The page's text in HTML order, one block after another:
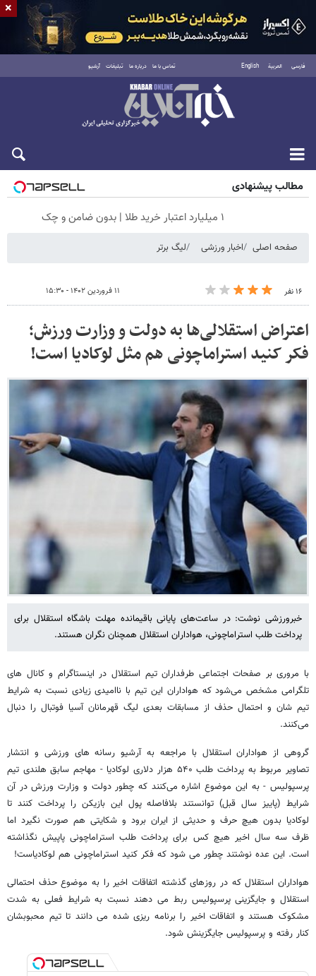
فارسی العربية English تماس با ما درباره ما تبلیغات آرشیو
جمعه ۱۶ مرداد ۱۴۰۵
مطالب پیشنهادی
۱ میلیارد اعتبار خرید طلا | بدون ضامن و چک
صفحه اصلی اخبار ورزشی لیگ برتر
۱۶ نفر ۱۱ فروردین ۱۴۰۲ - ۱۵:۳۰
اعتراض استقلالی‌ها به دولت و وزارت ورزش؛
فکر کنید استراماچونی هم مثل لوکادیا است!
خبرورزشی نوشت: در ساعت‌های پایانی باقیمانده مهلت باشگاه استقلال برای
پرداخت طلب استراماچونی، هواداران استقلال همچنان نگران هستند.
با مروری بر صفحات اجتماعی طرفداران تیم استقلال در اینستاگرام و کانال های
تلگرامی مشخص می‌شود که هواداران این تیم با ناامیدی زیادی نسبت به شرایط
تیم شان و احتمال حذف از مسابقات بعدی لیگ قهرمانان آسیا فوتبال را دنبال
می‌کنند.
گروهی از هواداران استقلال با مراجعه به آرشیو رسانه های ورزشی و انتشار
تصاویر مربوط به پرداخت طلب ۵۴۰ هزار دلاری لوکادیا - مهاجم سابق هلندی تیم
پرسپولیس - به این موضوع اشاره می‌کنند که چطور دولت و وزارت ورزش در آن
شرایط (پاییز سال قبل) توانستند بلافاصله پول این بازیکن را پرداخت کنند تا
لوکادیا بدون هیچ حرف و حدیثی از ایران برود و شکایتی هم صورت نگیرد اما
ظرف سه سال اخیر هیچ کس برای پرداخت طلب استراماچونی پاپیش نگذاشته
است. این عده نوشتند چطور می شود که فکر کنید استراماچونی هم لوکادیاست!
هواداران استقلال که در روزهای گذشته اتفاقات اخیر را به موضوع حذف احتمالی
استقلال و جایگزینی پرسپولیس ربط می دهند نسبت به شرایط فعلی به شدت
مشکوک هستند و اتفاقات اخیر را برنامه ریزی شده می دانند تا تیم محبوبشان
کنار رفته و پرسپولیس جایگزینش شود.
×